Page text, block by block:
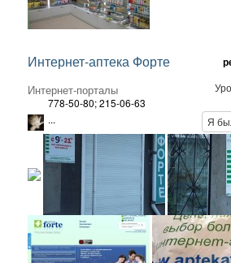
Интернет-аптека Форте
Интернет-порталы
778-50-80; 215-06-63
... Я